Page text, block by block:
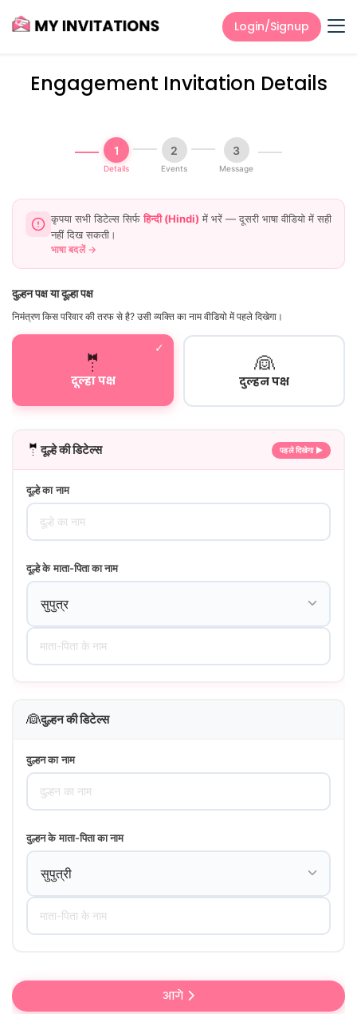
Login/Signup
Engagement Invitation Details
1
Details
2
Events
3
Message
कृपया सभी डिटेल्स सिर्फ हिन्दी (Hindi) में भरें — दूसरी भाषा वीडियो में सही
नहीं दिख सकती।
भाषा बदलें→
दुल्हन पक्ष या दूल्हा पक्ष
निमंत्रण किस परिवार की तरफ से है? उसी व्यक्ति का नाम वीडियो में पहले दिखेगा।
🤵
दूल्हा पक्ष
✓
👰
दुल्हन पक्ष
🤵दूल्हे की डिटेल्स पहले दिखेगा ▶
दूल्हे का नाम
दूल्हे के माता-पिता का नाम
👰दुल्हन की डिटेल्स
दुल्हन का नाम
दुल्हन के माता-पिता का नाम
आगे